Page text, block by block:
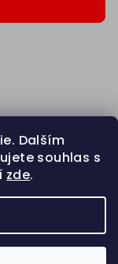
Dalším
souhlas s
zde.